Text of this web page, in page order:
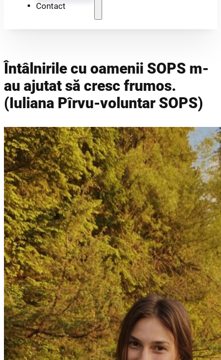
Contact
Întâlnirile cu oamenii SOPS m-
au ajutat să cresc frumos.
(Iuliana Pîrvu-voluntar SOPS)